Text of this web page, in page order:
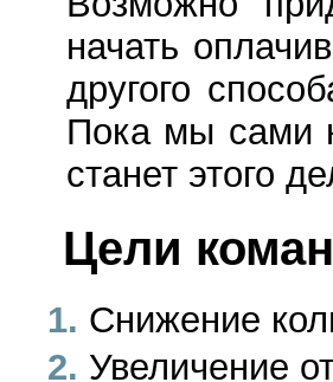
начать
другого
Пока мы сами
станет этого
Цели
Снижение
Увеличение